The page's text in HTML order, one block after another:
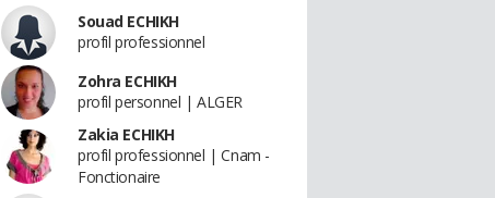
Souad ECHIKH
profil professionnel
Zohra ECHIKH
profil personnel | ALGER
Zakia ECHIKH
profil professionnel | Cnam -
Fonctionaire